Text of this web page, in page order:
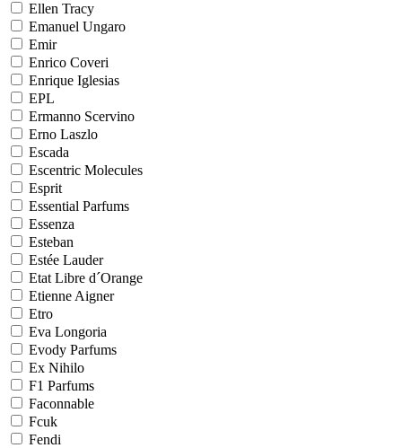
Ellen Tracy
Emanuel Ungaro
Emir
Enrico Coveri
Enrique Iglesias
EPL
Ermanno Scervino
Erno Laszlo
Escada
Escentric Molecules
Esprit
Essential Parfums
Essenza
Esteban
Estée Lauder
Etat Libre d´Orange
Etienne Aigner
Etro
Eva Longoria
Evody Parfums
Ex Nihilo
F1 Parfums
Faconnable
Fcuk
Fendi